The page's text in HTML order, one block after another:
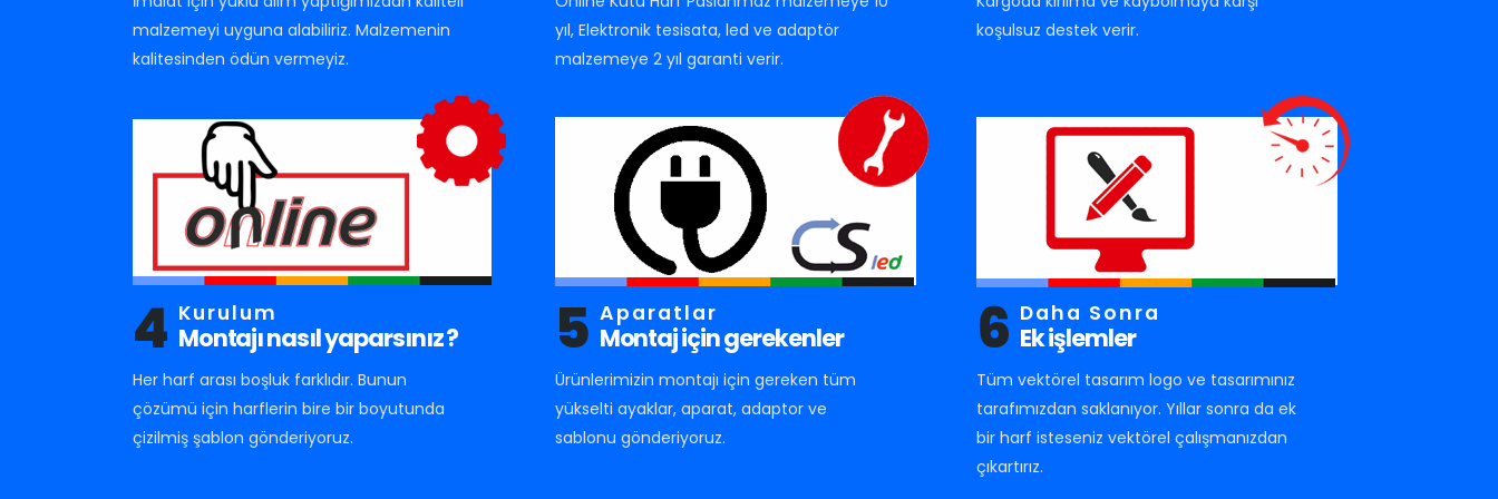
malzemeyi uyguna alabiliriz. Malzemenin
kalitesinden ödün vermeyiz.
yıl, Elektronik tesisata, led ve adaptör
malzemeye 2 yıl garanti verir.
koşulsuz destek verir.
4 Kurulum
Montajı nasıl yaparsınız ?
Her harf arası boşluk farklıdır. Bunun
çözümü için harflerin bire bir boyutunda
çizilmiş şablon gönderiyoruz.
5 Aparatlar
Montaj için gerekenler
Ürünlerimizin montajı için gereken tüm
yükselti ayaklar, aparat, adaptor ve
sablonu gönderiyoruz.
6 Daha Sonra
Ek işlemler
Tüm vektörel tasarım logo ve tasarımınız
tarafımızdan saklanıyor. Yıllar sonra da ek
bir harf isteseniz vektörel çalışmanızdan
çıkartırız.